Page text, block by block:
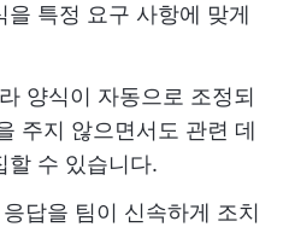
을 특정 요구 사항에 맞게
양식이 자동으로 조정되
주지 않으면서도 관련 데
할 수 있습니다.
답을 팀이 신속하게 조치